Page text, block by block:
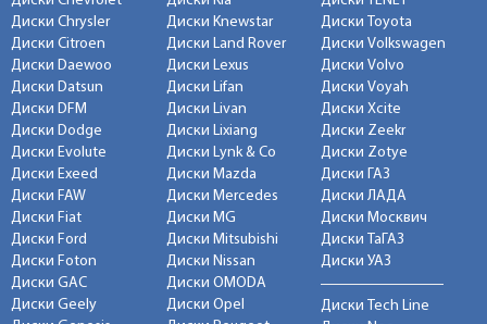
Диски Chrysler
Диски Citroen
Диски Daewoo
Диски Datsun
Диски DFM
Диски Dodge
Диски Evolute
Диски Exeed
Диски FAW
Диски Fiat
Диски Ford
Диски Foton
Диски GAC
Диски Geely
Диски Knewstar
Диски Land Rover
Диски Lexus
Диски Lifan
Диски Livan
Диски Lixiang
Диски Lynk & Co
Диски Mazda
Диски Mercedes
Диски MG
Диски Mitsubishi
Диски Nissan
Диски OMODA
Диски Opel
Диски Toyota
Диски Volkswagen
Диски Volvo
Диски Voyah
Диски Xcite
Диски Zeekr
Диски Zotye
Диски ГАЗ
Диски ЛАДА
Диски Москвич
Диски ТаГАЗ
Диски УАЗ
Диски Tech Line